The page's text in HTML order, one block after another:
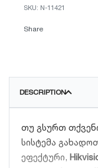
N-11421
Share
DESCRIPTION
თუ გსურთ
სისტემა
ეფექტური,